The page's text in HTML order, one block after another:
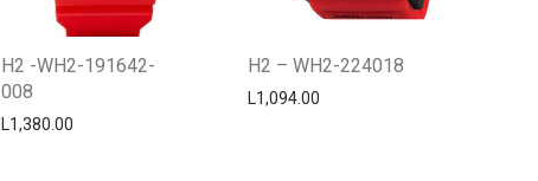
H2 -WH2-191642-
008
L1,380.00
H2 – WH2-224018
L1,094.00
Typically replies within a day